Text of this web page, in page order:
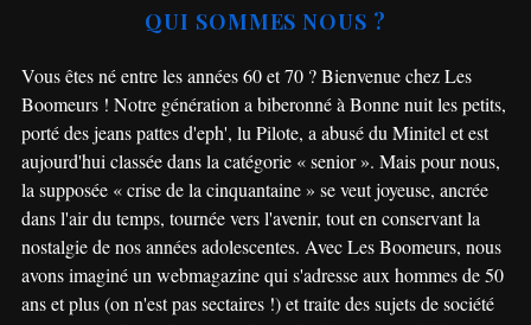
QUI SOMMES NOUS ?
Vous êtes né entre les années 60 et 70 ? Bienvenue chez Les
Boomeurs ! Notre génération a biberonné à Bonne nuit les petits,
porté des jeans pattes d'eph', lu Pilote, a abusé du Minitel et est
aujourd'hui classée dans la catégorie « senior ». Mais pour nous,
la supposée « crise de la cinquantaine » se veut joyeuse, ancrée
dans l'air du temps, tournée vers l'avenir, tout en conservant la
nostalgie de nos années adolescentes. Avec Les Boomeurs, nous
avons imaginé un webmagazine qui s'adresse aux hommes de 50
ans et plus (on n'est pas sectaires !) et traite des sujets de société